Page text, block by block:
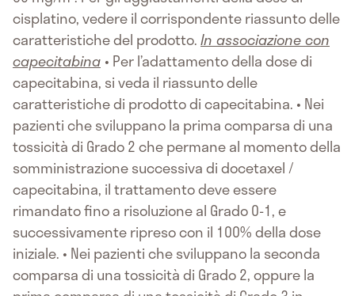
cisplatino, vedere il corrispondente riassunto delle
caratteristiche del prodotto.In associazione con
capecitabina • Per l’adattamento della dose di
capecitabina, si veda il riassunto delle
caratteristiche di prodotto di capecitabina. • Nei
pazienti che sviluppano la prima comparsa di una
tossicità di Grado 2 che permane al momento della
somministrazione successiva di docetaxel /
capecitabina, il trattamento deve essere
rimandato fino a risoluzione al Grado 0-1, e
successivamente ripreso con il 100% della dose
iniziale. • Nei pazienti che sviluppano la seconda
comparsa di una tossicità di Grado 2, oppure la